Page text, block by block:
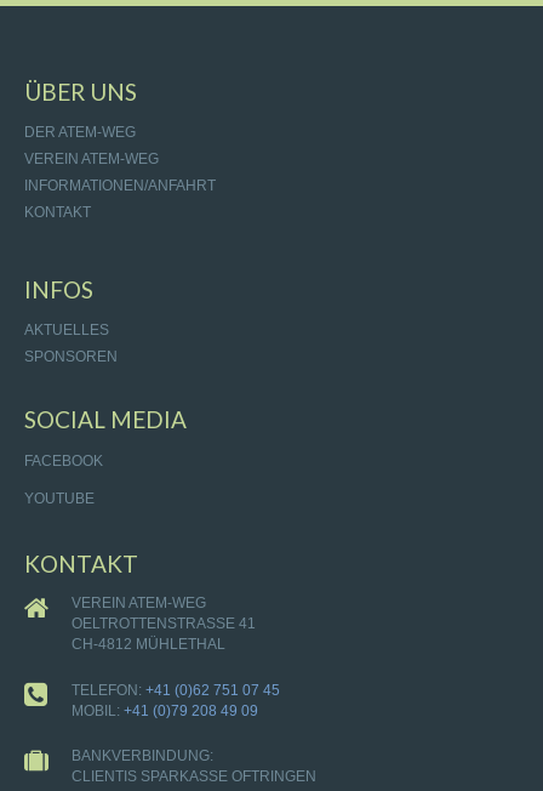
ÜBER UNS
DER ATEM-WEG
VEREIN ATEM-WEG
INFORMATIONEN/ANFAHRT
KONTAKT
INFOS
AKTUELLES
SPONSOREN
SOCIAL MEDIA
FACEBOOK
YOUTUBE
KONTAKT
VEREIN ATEM-WEG
OELTROTTENSTRASSE 41
CH-4812 MÜHLETHAL
TELEFON: +41 (0)62 751 07 45
MOBIL: +41 (0)79 208 49 09
BANKVERBINDUNG:
CLIENTIS SPARKASSE OFTRINGEN